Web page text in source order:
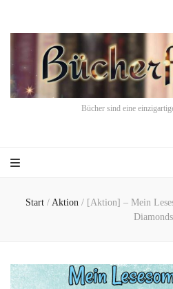
Bücher sind eine
Start / Aktion / [Aktion] – Mein